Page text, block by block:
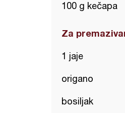
100 g kečapa
Za
1 jaje
origano
bosiljak